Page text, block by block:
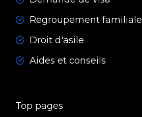
Regroupement familiale
Droit d'asile
Aides et conseils
Top pages